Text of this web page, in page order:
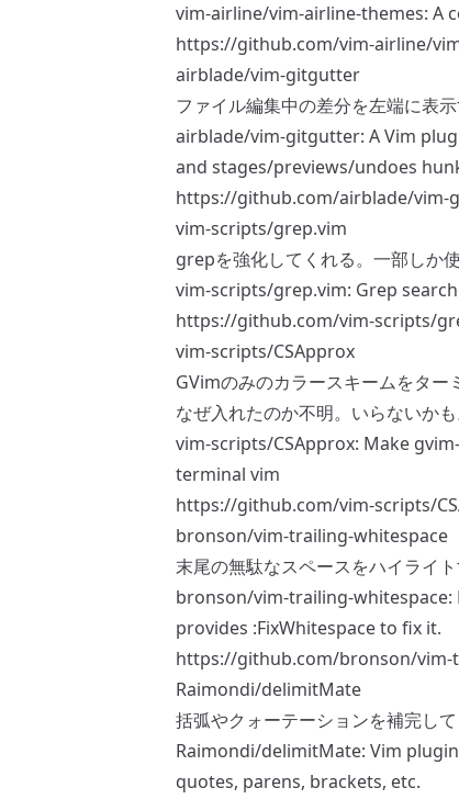
vim-airline/vim-airline-themes: A
https://github.com/vim-airline/
airblade/vim-gitgutter
ファイル編集中の差分を左端に表示
airblade/vim-gitgutter: A Vim
and stages/previews/undoes
https://github.com/airblade/vim-
vim-scripts/grep.vim
grepを強化してくれる。一部しか
vim-scripts/grep.vim: Grep
https://github.com/vim-scripts/
vim-scripts/CSApprox
GVimのみのカラースキームをター
なぜ入れたのか不明。いらないかも
vim-scripts/CSApprox: Make
terminal vim
https://github.com/vim-scripts/
bronson/vim-trailing-whitespace
末尾の無駄なスペースをハイライ
bronson/vim-trailing-
provides :FixWhitespace to fix it.
https://github.com/bronson/vim-
Raimondi/delimitMate
括弧やクォーテーションを補完して
Raimondi/delimitMate: Vim
quotes, parens, brackets, etc.